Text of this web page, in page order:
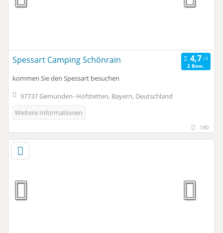
Spessart Camping Schönrain
2 Bew.
kommen Sie den Spessart besuchen
97737 Gemünden- Hofstetten, Bayern, Deutschland
Weitere Informationen
190